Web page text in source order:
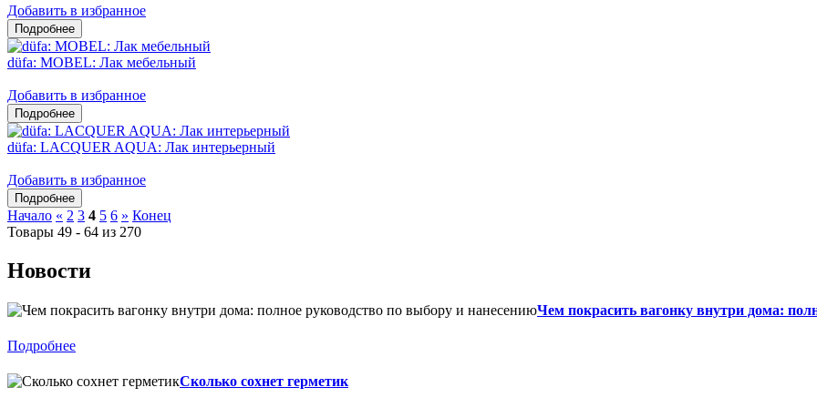
Добавить в избранное
düfa: MOBEL: Лак мебельный
Добавить в избранное
düfa: LACQUER AQUA: Лак интерьерный
Добавить в избранное
Начало « 2 3 4 5 6 » Конец
Товары 49 - 64 из 270
Новости
Чем покрасить вагонку внутри дома:
Подробнее
Сколько сохнет герметик